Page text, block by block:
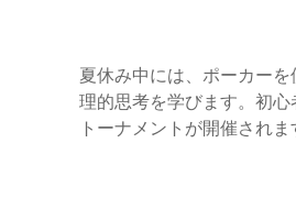
夏休み中には、ポーカー
理的思考を学びます。初
トーナメントが開催されま